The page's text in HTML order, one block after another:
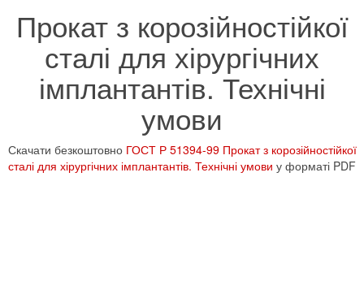
Прокат з корозійностійкої
сталі для хірургічних
імплантантів. Технічні
умови
Скачати безкоштовно ГОСТ Р 51394-99 Прокат з корозійностійкої
сталі для хірургічних імплантантів. Технічні умови у форматі PDF